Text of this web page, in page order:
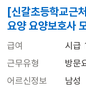
[신갈초등학교근
요양 요양보호사
급여
시급
근무유형
방문
어르신정보
남성